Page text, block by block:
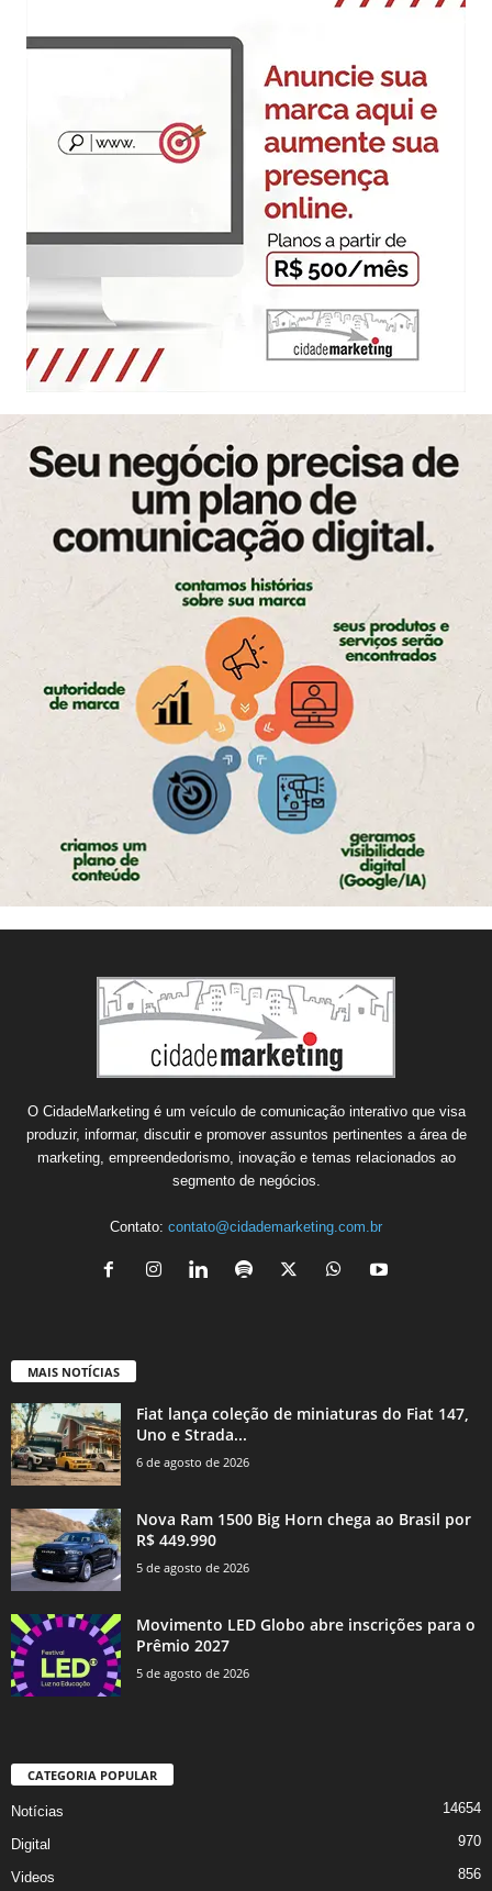
O CidadeMarketing é um veículo de comunicação interativo que visa
produzir, informar, discutir e promover assuntos pertinentes a área de
marketing, empreendedorismo, inovação e temas relacionados ao
segmento de negócios.
Contato: contato@cidademarketing.com.br
MAIS NOTÍCIAS
Fiat lança coleção de miniaturas do Fiat 147,
Uno e Strada...
6 de agosto de 2026
Nova Ram 1500 Big Horn chega ao Brasil por
R$ 449.990
5 de agosto de 2026
Movimento LED Globo abre inscrições para o
Prêmio 2027
5 de agosto de 2026
CATEGORIA POPULAR
Notícias 14654
Digital 970
Videos 856